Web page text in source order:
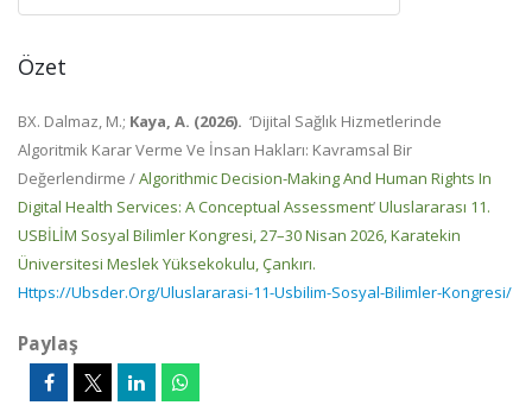
Özet
BX. Dalmaz, M.; Kaya, A. (2026). ‘Dijital Sağlık Hizmetlerinde
Algoritmik Karar Verme Ve İnsan Hakları: Kavramsal Bir
Değerlendirme /Algorithmic Decision-Making And Human Rights In
Digital Health Services: A Conceptual Assessment’Uluslararası 11.
USBİLİM Sosyal Bilimler Kongresi, 27–30 Nisan 2026, Karatekin
Üniversitesi Meslek Yüksekokulu, Çankırı.
Https://Ubsder.Org/Uluslararasi-11-Usbilim-Sosyal-Bilimler-Kongresi/
Paylaş